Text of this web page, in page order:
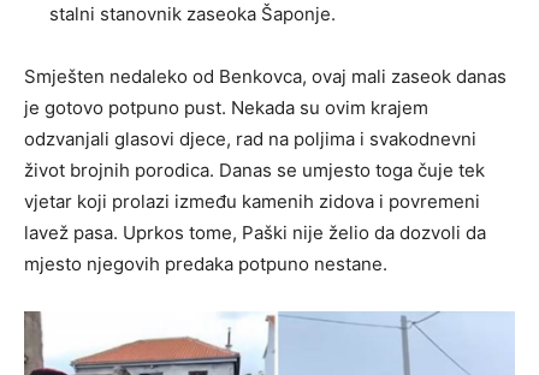
stalni stanovnik zaseoka Šaponje.
Smješten nedaleko od Benkovca, ovaj mali zaseok danas
je gotovo potpuno pust. Nekada su ovim krajem
odzvanjali glasovi djece, rad na poljima i svakodnevni
život brojnih porodica. Danas se umjesto toga čuje tek
vjetar koji prolazi između kamenih zidova i povremeni
lavež pasa. Uprkos tome, Paški nije želio da dozvoli da
mjesto njegovih predaka potpuno nestane.